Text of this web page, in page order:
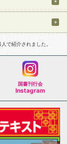
で紹介されました。
国書刊行会
Instagram